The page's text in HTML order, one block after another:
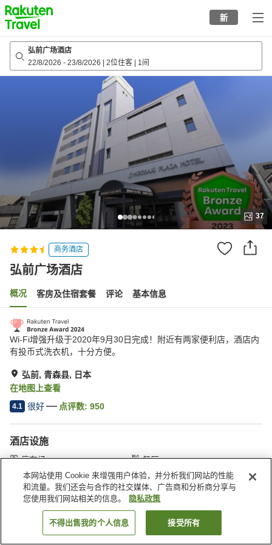
to
top
page
新
弘前广场酒店
22/8/2026 - 23/8/2026 2位住客 1间
37
商务酒店
弘前广场酒店
概况 客房及住宿套餐 评论 基本信息
Wi-Fi增强升级于2020年9月30日完成！附近有两家便利店，酒店内
有投币式洗衣机，十分方便。
弘前, 青森县, 日本
在地图上查看
4.1 很好 点评数: 950
酒店设施
停车场
餐厅
自动售货机
会议室
首页 日本 青森县 弘前 弘前广场酒店
搜索客房
本网站使用 Cookie 来增强用户体验，并分析我们网站的性能
和流量。我们还会与合作的社交媒体、广告商和分析商分享与
您使用我们网站相关的信息。
隐私政策
不得出售我的个人信息 接受所有